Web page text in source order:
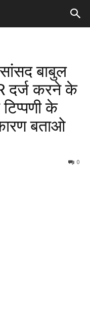
बाबुल
दर्ज करने के
टिप्पणी के
बताओ
0